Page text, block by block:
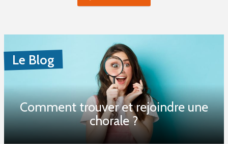
Le Blog
Comment trouver et rejoindre une
chorale ?